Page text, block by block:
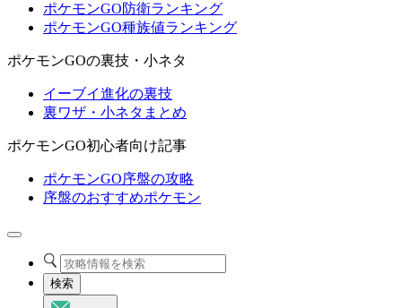
ポケモンGO防衛ランキング
ポケモンGO種族値ランキング
ポケモンGOの裏技・小ネタ
イーブイ進化の裏技
裏ワザ・小ネタまとめ
ポケモンGO初心者向け記事
ポケモンGO序盤の攻略
序盤のおすすめポケモン
検索